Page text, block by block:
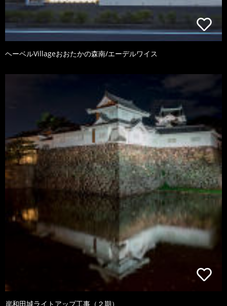
ヘーベルVillageおおたかの森南/エーデルワイス
岸和田城ライトアップ工事（２期）